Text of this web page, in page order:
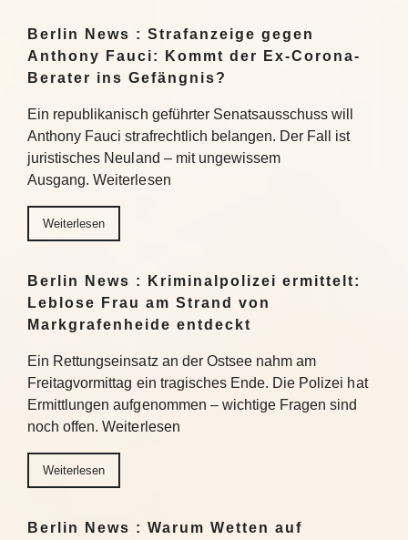
Berlin News : Strafanzeige gegen
Anthony Fauci: Kommt der Ex-Corona-
Berater ins Gefängnis?
Ein republikanisch geführter Senatsausschuss will
Anthony Fauci strafrechtlich belangen. Der Fall ist
juristisches Neuland – mit ungewissem
Ausgang. Weiterlesen
Weiterlesen
Berlin News : Kriminalpolizei ermittelt:
Leblose Frau am Strand von
Markgrafenheide entdeckt
Ein Rettungseinsatz an der Ostsee nahm am
Freitagvormittag ein tragisches Ende. Die Polizei hat
Ermittlungen aufgenommen – wichtige Fragen sind
noch offen. Weiterlesen
Weiterlesen
Berlin News : Warum Wetten auf